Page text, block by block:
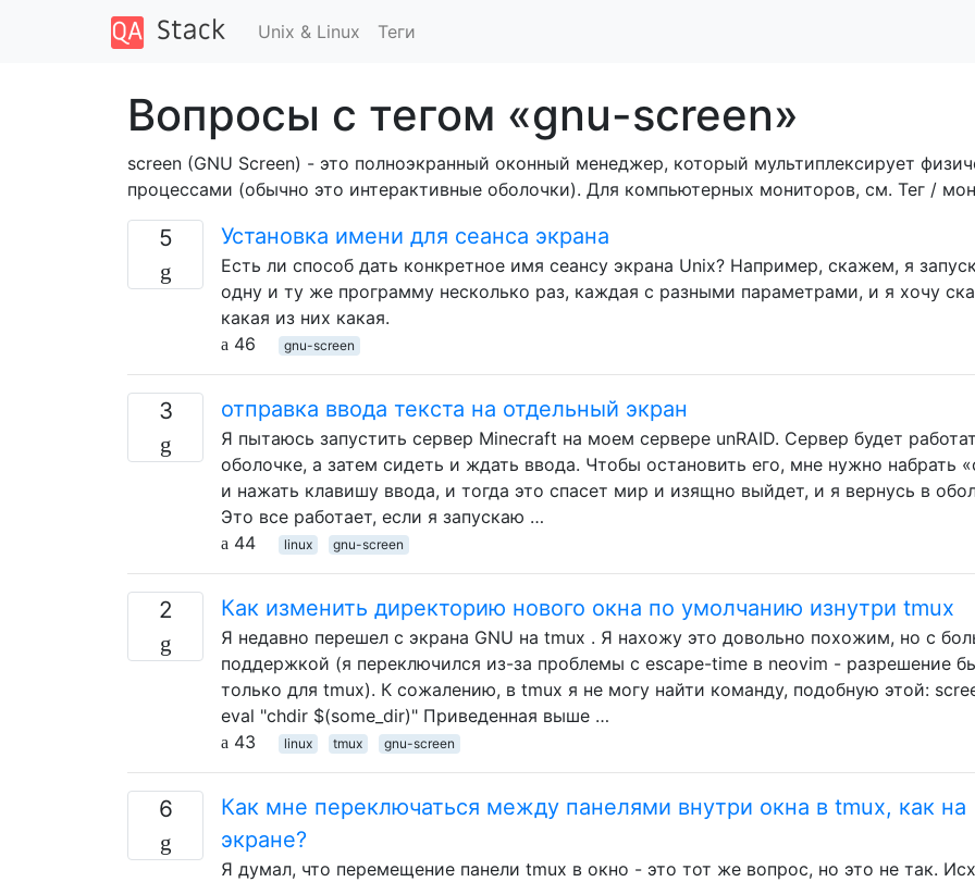
Unix & Linux Теги
Вопросы с тегом «gnu-screen»
screen (GNU Screen) - это полноэкранный оконный менеджер, который мультиплексирует
процессами (обычно это интерактивные оболочки). Для компьютерных мониторов, см. Тег /
5 Установка имени для сеанса экрана
Есть ли способ дать конкретное имя сеансу экрана Unix? Например, скажем, я
одну и ту же программу несколько раз, каждая с разными параметрами, и я хочу
какая из них какая.
46
gnu-screen
3 отправка ввода текста на отдельный экран
Я пытаюсь запустить сервер Minecraft на моем сервере unRAID. Сервер будет
оболочке, а затем сидеть и ждать ввода. Чтобы остановить его, мне нужно набрать
и нажать клавишу ввода, и тогда это спасет мир и изящно выйдет, и я вернусь в
Это все работает, если я запускаю …
44
linux gnu-screen
2 Как изменить директорию нового окна по умолчанию изнутри tmux
Я недавно перешел с экрана GNU на tmux . Я нахожу это довольно похожим, но с
поддержкой (я переключился из-за проблемы с escape-time в neovim - разрешение
только для tmux). К сожалению, в tmux я не могу найти команду, подобную этой:
eval "chdir $(some_dir)" Приведенная выше …
43
linux tmux gnu-screen
6
Как мне переключаться между панелями внутри окна в tmux, как на
экране?
Я думал, что перемещение панели tmux в окно - это тот же вопрос, но это не так.